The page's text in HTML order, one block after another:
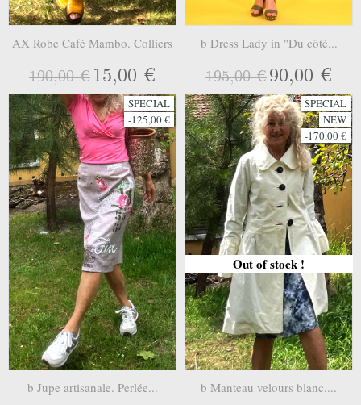
AX Robe Café Mambo. Colliers
190,00 € 15,00 €
b Dress Lady in "Du côté...
195,00 €90,00 €
SPECIAL
-125,00 €
b Jupe artisanale. Perlée...
SPECIAL
NEW
-170,00 €
Out of stock !
b Manteau velours blanc....